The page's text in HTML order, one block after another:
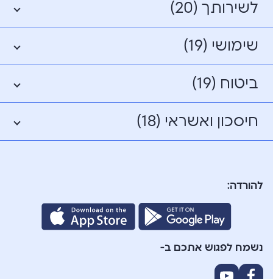
לשירותך (20)
שימושי (19)
ביטוח (19)
חיסכון ואשראי (18)
להורדה:
נשמח לפגוש אתכם ב-